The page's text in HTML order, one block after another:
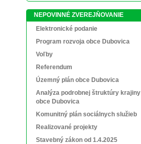
NEPOVINNÉ ZVEREJŇOVANIE
Elektronické podanie
Program rozvoja obce Dubovica
Voľby
Referendum
Územný plán obce Dubovica
Analýza podrobnej štruktúry krajiny
obce Dubovica
Komunitný plán sociálnych služieb
Realizované projekty
Stavebný zákon od 1.4.2025